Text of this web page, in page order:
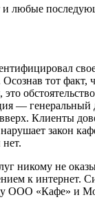
и любые
тот факт,
— генеральный
Клиенты
закон
никому не
к интернет.
ООО «Кафе» и